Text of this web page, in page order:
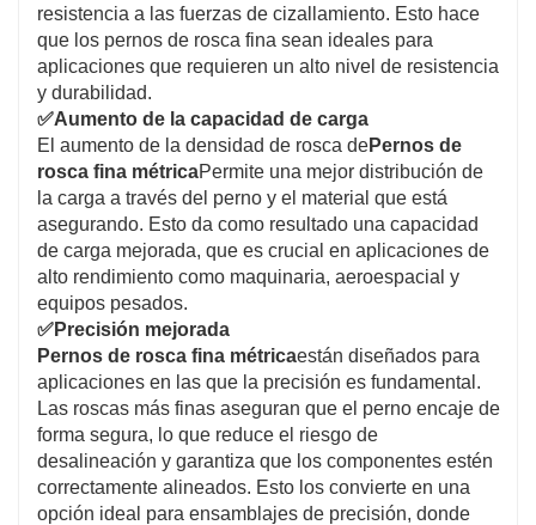
resistencia a las fuerzas de cizallamiento. Esto hace
que los pernos de rosca fina sean ideales para
aplicaciones que requieren un alto nivel de resistencia
y durabilidad.
✅Aumento de la capacidad de carga
El aumento de la densidad de rosca dePernos de
rosca fina métricaPermite una mejor distribución de
la carga a través del perno y el material que está
asegurando. Esto da como resultado una capacidad
de carga mejorada, que es crucial en aplicaciones de
alto rendimiento como maquinaria, aeroespacial y
equipos pesados.
✅Precisión mejorada
Pernos de rosca fina métricaestán diseñados para
aplicaciones en las que la precisión es fundamental.
Las roscas más finas aseguran que el perno encaje de
forma segura, lo que reduce el riesgo de
desalineación y garantiza que los componentes estén
correctamente alineados. Esto los convierte en una
opción ideal para ensamblajes de precisión, donde